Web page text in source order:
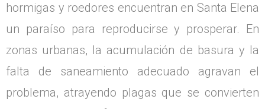
hormigas y roedores encuentran en Santa Elena
un paraíso para reproducirse y prosperar. En
zonas urbanas, la acumulación de basura y la
falta de saneamiento adecuado agravan el
problema, atrayendo plagas que se convierten